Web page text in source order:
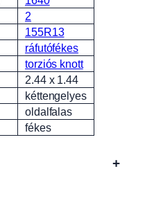
2
155R13
ráfutófékes
torziós knott
2.44 x 1.44
kéttengelyes
oldalfalas
fékes
+